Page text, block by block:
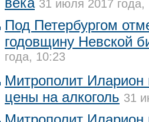
31 июля 2017 года,
Под Петербургом
годовщину Невской
года, 10:23
Митрополит Иларион
цены на алкоголь 31